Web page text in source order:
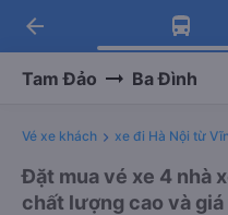
Tải app
Nhận ưu đãi
Tải app
-30k/ghế khi
arrow_back
Tam Đảo Ba Đình
Vé xe khách xe đi Hà Nội từ
Đặt mua vé xe 4 nhà
chất lượng cao và